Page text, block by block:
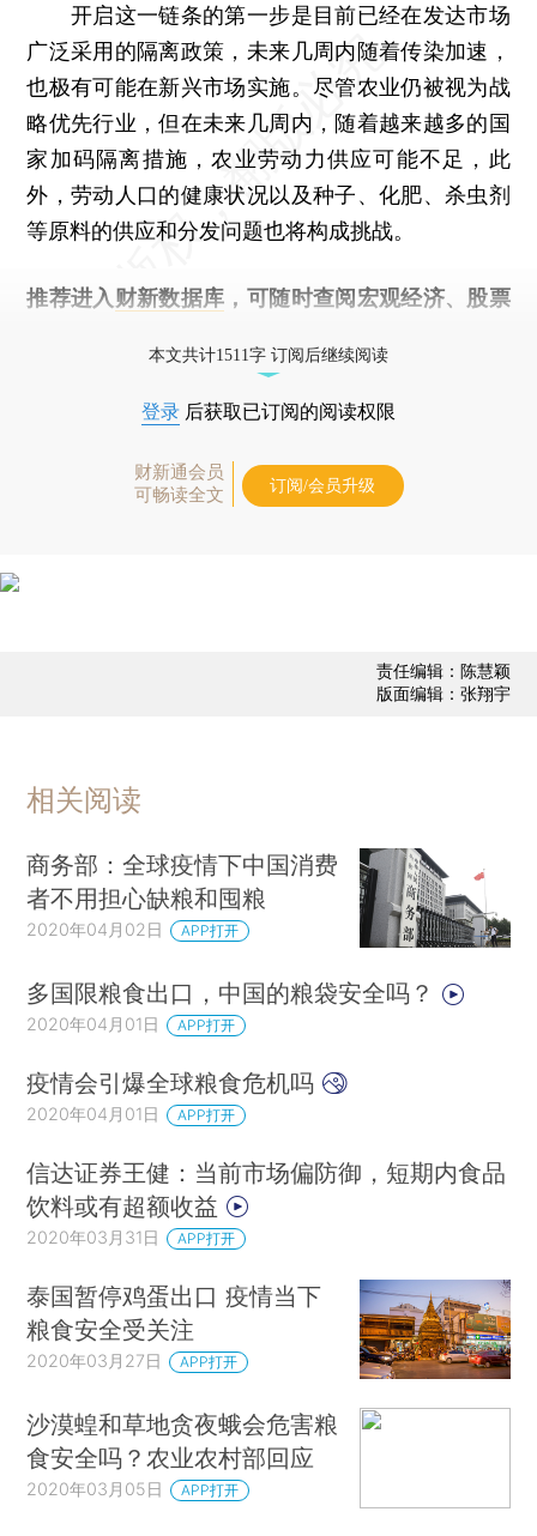
开启这一链条的第一步是目前已经在发达市场
广泛采用的隔离政策，未来几周内随着传染加速，
也极有可能在新兴市场实施。尽管农业仍被视为战
略优先行业，但在未来几周内，随着越来越多的国
家加码隔离措施，农业劳动力供应可能不足，此
外，劳动人口的健康状况以及种子、化肥、杀虫剂
等原料的供应和分发问题也将构成挑战。
推荐进入 财新数据库 ，可随时查阅宏观经济、股票
本文共计1511字 订阅后继续阅读
登录 后获取已订阅的阅读权限
财新通会员
可畅读全文
订阅/会员升级
责任编辑：陈慧颖
版面编辑：张翔宇
相关阅读
商务部：全球疫情下中国消费
者不用担心缺粮和囤粮
2020年04月02日 APP打开
多国限粮食出口，中国的粮袋安全吗？
2020年04月01日 APP打开
疫情会引爆全球粮食危机吗
2020年04月01日 APP打开
信达证券王健：当前市场偏防御，短期内食品
饮料或有超额收益
2020年03月31日 APP打开
泰国暂停鸡蛋出口 疫情当下
粮食安全受关注
2020年03月27日 APP打开
沙漠蝗和草地贪夜蛾会危害粮
食安全吗？农业农村部回应
2020年03月05日 APP打开